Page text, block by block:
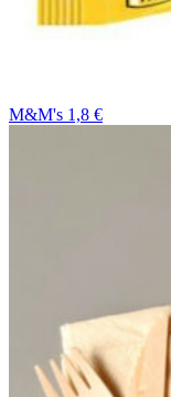
M&M's 1,8 €